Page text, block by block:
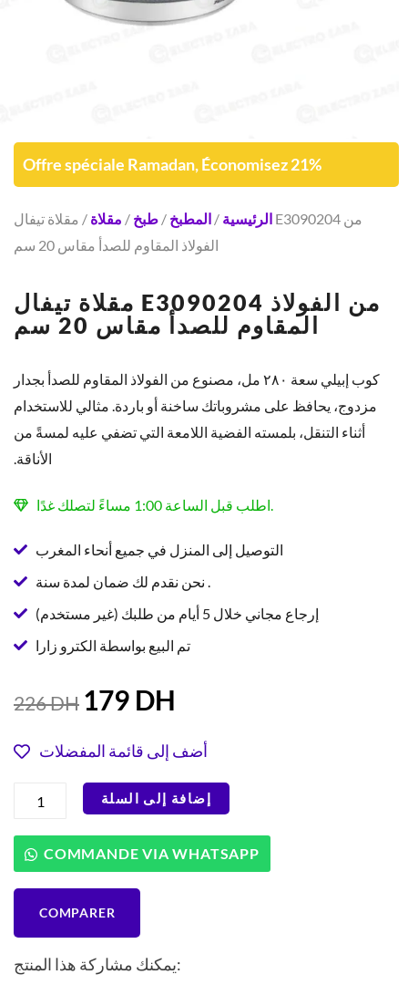
Offre spéciale Ramadan, Économisez 21%
الرئيسية / المطبخ / طبخ / مقلاة / مقلاة تيفال E3090204 من
الفولاذ المقاوم للصدأ مقاس 20 سم
مقلاة تيفال E3090204 من الفولاذ
المقاوم للصدأ مقاس 20 سم
كوب إبيلي سعة ٢٨٠ مل، مصنوع من الفولاذ المقاوم للصدأ بجدار
مزدوج، يحافظ على مشروباتك ساخنة أو باردة. مثالي للاستخدام
أثناء التنقل، بلمسته الفضية اللامعة التي تضفي عليه لمسةً من
الأناقة.
اطلب قبل الساعة 1:00 مساءً لتصلك غدًا.
التوصيل إلى المنزل في جميع أنحاء المغرب
نحن نقدم لك ضمان لمدة سنة .
إرجاع مجاني خلال 5 أيام من طلبك (غير مستخدم)
تم البيع بواسطة الكترو زارا
226DH
السعر
الأصلي
هو:
179 DH
هو:
أضف إلى قائمة المفضلات
مقلاة
E3090204
من
للصدأ
مقاس
سم
إضافة إلى السلة
COMMANDE VIA WHATSAPP
COMPARER
يمكنك مشاركة هذا المنتج: